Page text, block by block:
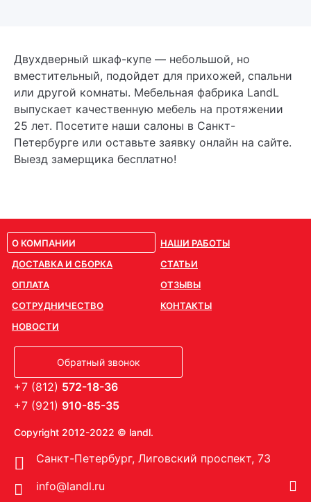
Двухдверный шкаф-купе — небольшой, но
вместительный, подойдет для прихожей, спальни
или другой комнаты. Мебельная фабрика LandL
выпускает качественную мебель на протяжении
25 лет. Посетите наши салоны в Санкт-
Петербурге или оставьте заявку онлайн на сайте.
Выезд замерщика бесплатно!
О КОМПАНИИ
ДОСТАВКА И СБОРКА
ОПЛАТА
СОТРУДНИЧЕСТВО
НОВОСТИ
НАШИ РАБОТЫ
СТАТЬИ
ОТЗЫВЫ
КОНТАКТЫ
Обратный звонок
+7 (812) 572-18-36
+7 (921) 910-85-35
Copyright 2012-2022 © landl.
Санкт-Петербург, Лиговский проспект, 73
info@landl.ru